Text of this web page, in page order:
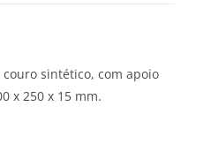
couro sintético, com apoio
x 250 x 15 mm.